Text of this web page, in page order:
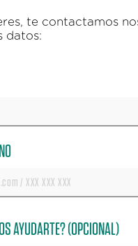
te contactamos
datos:
AYUDARTE? (OPCIONAL)